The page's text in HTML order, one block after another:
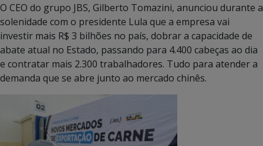
O CEO do grupo JBS, Gilberto Tomazini, anunciou durante a
solenidade com o presidente Lula que a empresa vai
investir mais R$ 3 bilhões no país, dobrar a capacidade de
abate atual no Estado, passando para 4.400 cabeças ao dia
e contratar mais 2.300 trabalhadores. Tudo para atender a
demanda que se abre junto ao mercado chinês.